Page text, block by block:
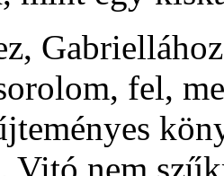
fel,
Vitó nem